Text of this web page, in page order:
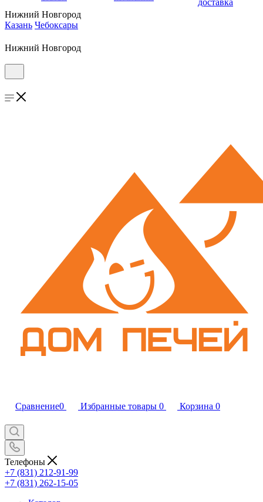
доставка
Нижний Новгород
Казань Чебоксары
Нижний Новгород
Сравнение0 Избранные товары 0 Корзина 0
Телефоны
+7 (831) 212-91-99
+7 (831) 262-15-05